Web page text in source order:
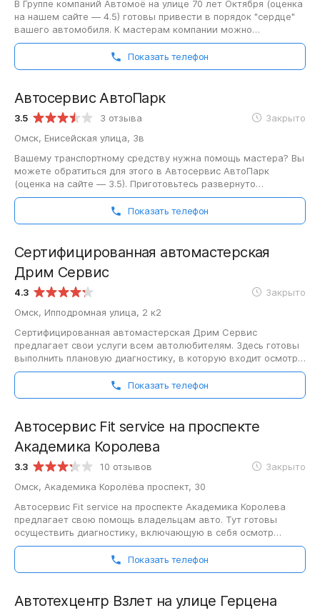
В Группе компаний Автомоё на улице 70 лет Октября (оценка
на нашем сайте — 4.5) готовы привести в порядок "сердце"
вашего автомобиля. К мастерам компании можно
обратиться, если вы заметили непривычные…
Показать телефон
3.5 3 отзыва Закрыто
Автосервис АвтоПарк
Омск, Енисейская улица, 3в
Вашему транспортному средству нужна помощь мастера? Вы
можете обратиться для этого в Автосервис АвтоПарк
(оценка на сайте — 3.5). Приготовьтесь развернуто
рассказать мастерам сервиса о том,…
Показать телефон
4.3 Закрыто
Сертифицированная автомастерская
Дрим Сервис
Омск, Ипподромная улица, 2 к2
Сертифицированная автомастерская Дрим Сервис
предлагает свои услуги всем автолюбителям. Здесь готовы
выполнить плановую диагностику, в которую входит осмотр
общего состояния ТС и кузова, проверку…
Показать телефон
3.3 10 отзывов Закрыто
Автосервис Fit service на проспекте
Академика Королева
Омск, Академика Королёва проспект, 30
Автосервис Fit service на проспекте Академика Королева
предлагает свою помощь владельцам авто. Тут готовы
осуществить диагностику, включающую в себя осмотр
общего состояния транспортного средства…
Показать телефон
Автотехцентр Взлет на улице Герцена